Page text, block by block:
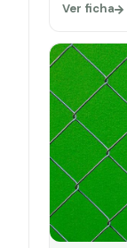
Ver ficha